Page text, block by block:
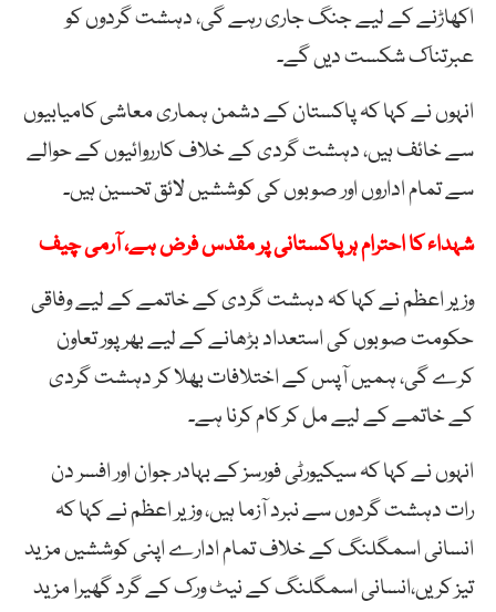
اکھاڑنے کے لیے جنگ جاری رہے گی، دہشت گردوں کو
عبرتناک شکست دیں گے۔
انہوں نے کہا کہ پاکستان کے دشمن ہماری معاشی کامیابیوں
سے خائف ہیں، دہشت گردی کے خلاف کارروائیوں کے حوالے
سے تمام اداروں اور صوبوں کی کوششیں لائق تحسین ہیں۔
شہداء کا احترام ہر پاکستانی پر مقدس فرض ہے، آرمی چیف
وزیر اعظم نے کہا کہ دہشت گردی کے خاتمے کے لیے وفاقی
حکومت صوبوں کی استعداد بڑھانے کے لیے بھرپور تعاون
کرے گی، ہمیں آپس کے اختلافات بھلا کر دہشت گردی
کے خاتمے کے لیے مل کر کام کرنا ہے۔
انہوں نے کہا کہ سیکیورٹی فورسز کے بہادر جوان اور افسر دن
رات دہشت گردوں سے نبرد آزما ہیں، وزیر اعظم نے کہا کہ
انسانی اسمگلنگ کے خلاف تمام ادارے اپنی کوششیں مزید
تیز کریں،انسانی اسمگلنگ کے نیٹ ورک کے گرد گھیرا مزید